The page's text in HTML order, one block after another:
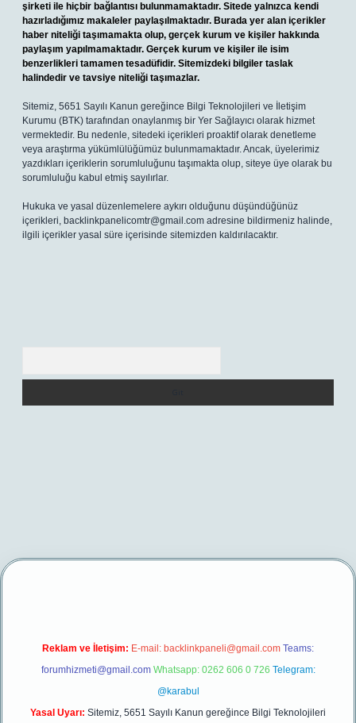
şirketi ile hiçbir bağlantısı bulunmamaktadır. Sitede yalnızca kendi
hazırladığımız makaleler paylaşılmaktadır. Burada yer alan içerikler
haber niteliği taşımamakta olup, gerçek kurum ve kişiler hakkında
paylaşım yapılmamaktadır. Gerçek kurum ve kişiler ile isim
benzerlikleri tamamen tesadüfidir. Sitemizdeki bilgiler taslak
halindedir ve tavsiye niteliği taşımazlar.
Sitemiz, 5651 Sayılı Kanun gereğince Bilgi Teknolojileri ve İletişim
Kurumu (BTK) tarafından onaylanmış bir Yer Sağlayıcı olarak hizmet
vermektedir. Bu nedenle, sitedeki içerikleri proaktif olarak denetleme
veya araştırma yükümlülüğümüz bulunmamaktadır. Ancak, üyelerimiz
yazdıkları içeriklerin sorumluluğunu taşımakta olup, siteye üye olarak bu
sorumluluğu kabul etmiş sayılırlar.
Hukuka ve yasal düzenlemelere aykırı olduğunu düşündüğünüz
içerikleri, backlinkpanelicomtr@gmail.com adresine bildirmeniz halinde,
ilgili içerikler yasal süre içerisinde sitemizden kaldırılacaktır.
yeni giriş
Reklam ve İletişim: E-mail: backlinkpaneli@gmail.com Teams:
forumhizmeti@gmail.com Whatsapp: 0262 606 0 726 Telegram:
@karabul
Yasal Uyarı: Sitemiz, 5651 Sayılı Kanun gereğince Bilgi Teknolojileri